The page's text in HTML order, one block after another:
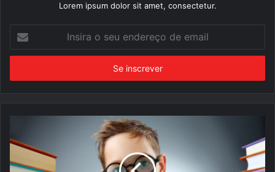
Lorem ipsum dolor sit amet, consectetur.
seu
de